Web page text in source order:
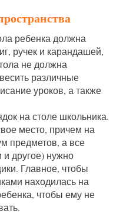
ребенка должна
ручек и карандашей,
не должна
различные
уроков, а также
на столе школьника.
место, причем на
предметов, а все
и другое) нужно
Главное, чтобы
находилась на
чтобы ему не